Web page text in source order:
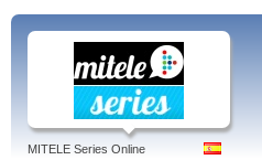
MITELE Series Online